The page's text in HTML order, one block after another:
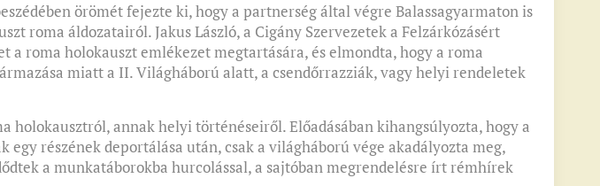
örömét fejezte ki, hogy a partnerség által végre Balassagyarmaton is
roma áldozatairól. Jakus László, a Cigány Szervezetek a Felzárkózásért
a roma holokauszt emlékezet megtartására, és elmondta, hogy a roma
miatt a II. Világháború alatt, a csendőrrazziák, vagy helyi rendeletek
annak helyi történéseiről. Előadásában kihangsúlyozta, hogy a
részének deportálása után, csak a világháború vége akadályozta meg,
a munkatáborokba hurcolással, a sajtóban megrendelésre írt rémhírek